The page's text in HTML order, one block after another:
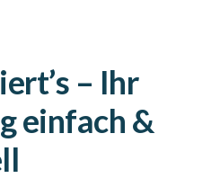
– Ihr
einfach &